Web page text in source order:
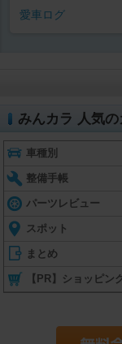
愛車ログ
みんカラ 人気の
車種別
整備手帳
パーツレビュー
スポット
まとめ
【PR】ショッピン